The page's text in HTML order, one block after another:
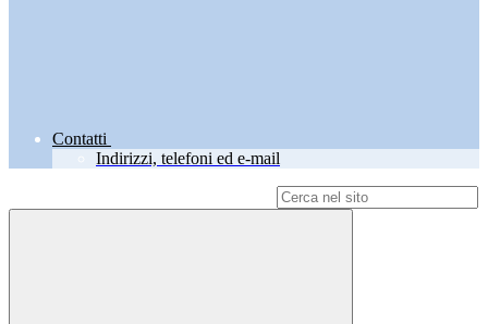
Contatti
Indirizzi, telefoni ed e-mail